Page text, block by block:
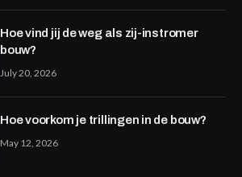
Hoe vind jij de weg als zij-instromer
bouw?
July 20, 2026
Hoe voorkom je trillingen in de bouw?
May 12, 2026